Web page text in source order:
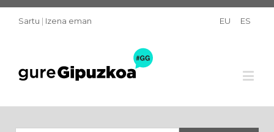
Sartu | Izena eman EU ES